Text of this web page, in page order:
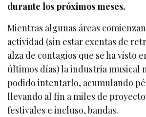
durante los próximos meses.
Mientras algunas áreas
actividad (sin estar exentas de
alza de contagios que se ha visto
últimos días) la industria musical
podido intentarlo, acumulando
llevando al fin a miles de
festivales e incluso, bandas.